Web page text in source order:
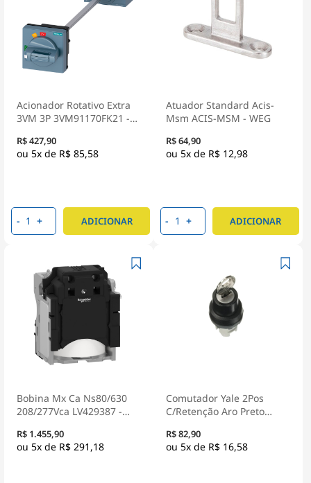
Acionador Rotativo Extra
3VM 3P 3VM91170FK21 -
R$ 427,90
5x de R$ 85,58
- + ADICIONAR
Atuador Standard Acis-
Msm ACIS-MSM - WEG
R$ 64,90
5x de R$ 12,98
- + ADICIONAR
Bobina Mx Ca Ns80/630
208/277Vca LV429387 -
R$ 1.455,90
5x de R$ 291,18
Comutador Yale 2Pos
C/Retenção Aro Preto
Posições - Abb
R$ 82,90
5x de R$ 16,58